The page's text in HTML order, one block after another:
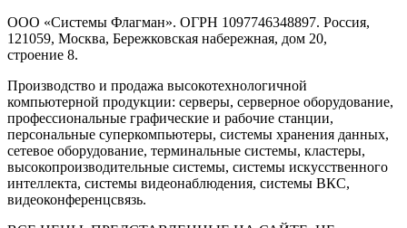
ООО «Системы Флагман». ОГРН 1097746348897. Россия,
121059, Москва, Бережковская набережная, дом 20,
строение 8.
Производство и продажа высокотехнологичной
компьютерной продукции: серверы, серверное оборудование,
профессиональные графические и рабочие станции,
персональные суперкомпьютеры, системы хранения данных,
сетевое оборудование, терминальные системы, кластеры,
высокопроизводительные системы, системы искусственного
интеллекта, системы видеонаблюдения, системы ВКС,
видеоконференцсвязь.